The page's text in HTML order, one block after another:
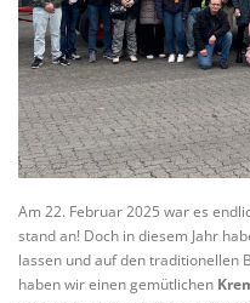
Am 22. Februar 2025 war es
stand an! Doch in diesem Jahr
lassen und auf den traditionellen
haben wir einen gemütlichen